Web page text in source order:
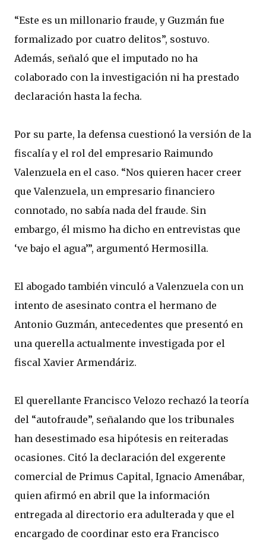
“Este es un millonario fraude, y Guzmán fue
formalizado por cuatro delitos”, sostuvo.
Además, señaló que el imputado no ha
colaborado con la investigación ni ha prestado
declaración hasta la fecha.
Por su parte, la defensa cuestionó la versión de la
fiscalía y el rol del empresario Raimundo
Valenzuela en el caso. “Nos quieren hacer creer
que Valenzuela, un empresario financiero
connotado, no sabía nada del fraude. Sin
embargo, él mismo ha dicho en entrevistas que
‘ve bajo el agua’”, argumentó Hermosilla.
El abogado también vinculó a Valenzuela con un
intento de asesinato contra el hermano de
Antonio Guzmán, antecedentes que presentó en
una querella actualmente investigada por el
fiscal Xavier Armendáriz.
El querellante Francisco Velozo rechazó la teoría
del “autofraude”, señalando que los tribunales
han desestimado esa hipótesis en reiteradas
ocasiones. Citó la declaración del exgerente
comercial de Primus Capital, Ignacio Amenábar,
quien afirmó en abril que la información
entregada al directorio era adulterada y que el
encargado de coordinar esto era Francisco